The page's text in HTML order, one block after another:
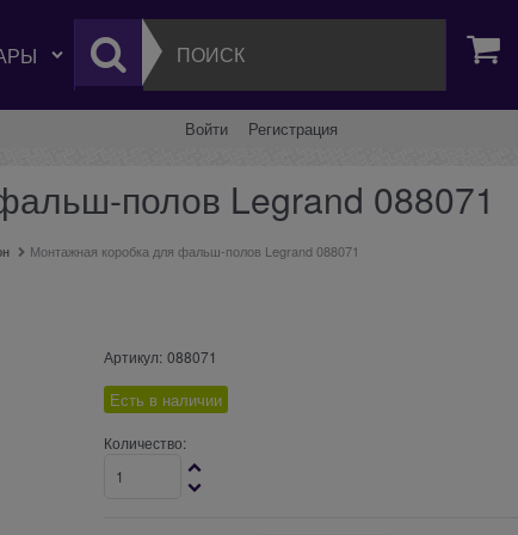
Войти Регистрация
полов Legrand 088071
Монтажная коробка для фальш-полов Legrand 088071
Артикул: 088071
Есть в наличии
Количество: